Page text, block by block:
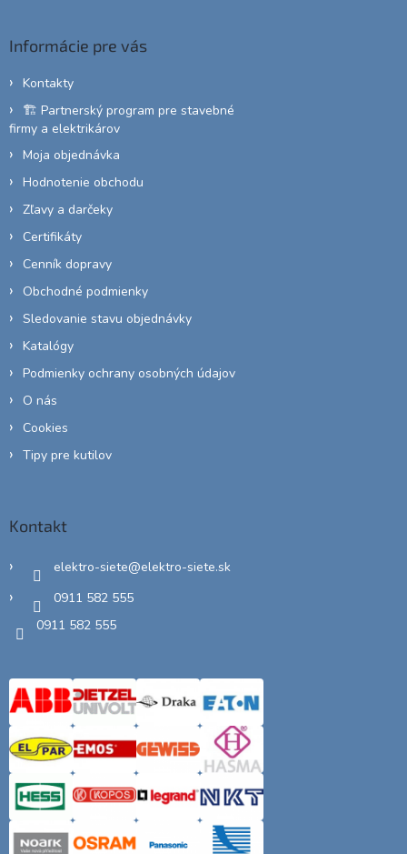
Informácie pre vás
Kontakty
🏗️ Partnerský program pre stavebné
firmy a elektrikárov
Moja objednávka
Hodnotenie obchodu
Zľavy a darčeky
Certifikáty
Cenník dopravy
Obchodné podmienky
Sledovanie stavu objednávky
Katalógy
Podmienky ochrany osobných údajov
O nás
Cookies
Tipy pre kutilov
Kontakt
elektro-siete@elektro-siete.sk
0911 582 555
0911 582 555